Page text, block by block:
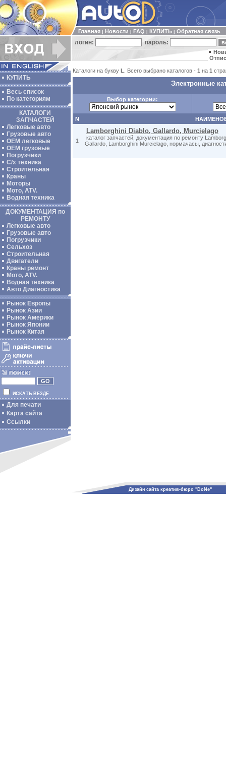
Главная Новости FAQ КУПИТЬ Обратная связь
логин: пароль:
КУПИТЬ
Весь список
По категориям
КАТАЛОГИ
ЗАПЧАСТЕЙ
Легковые авто
Грузовые авто
ОЕМ легковые
OEM грузовые
Погрузчики
С/х техника
Строительная
Краны
Моторы
Мото, ATV.
Водная техника
ДОКУМЕНТАЦИЯ по
РЕМОНТУ
Легковые авто
Грузовые авто
Погрузчики
Сельхоз
Строительная
Двигатели
Краны ремонт
Мото, ATV.
Водная техника
Авто Диагностика
Рынок Европы
Рынок Азии
Рынок Америки
Рынок Японии
Рынок Китая
ИСКАТЬ ВЕЗДЕ
Для печати
Карта сайта
Ссылки
Каталоги на букву L . Всего выбрано каталогов - 1 на 1
Электронные
Выбор категории:
N
1
Lamborghini Diablo, Gallardo, Murcielago
каталог запчастей, документация по ремонту
Gallardo, Lamborghini Murcielago, нормачасы,
Дизайн сайта креатив-бюро "DoNe"